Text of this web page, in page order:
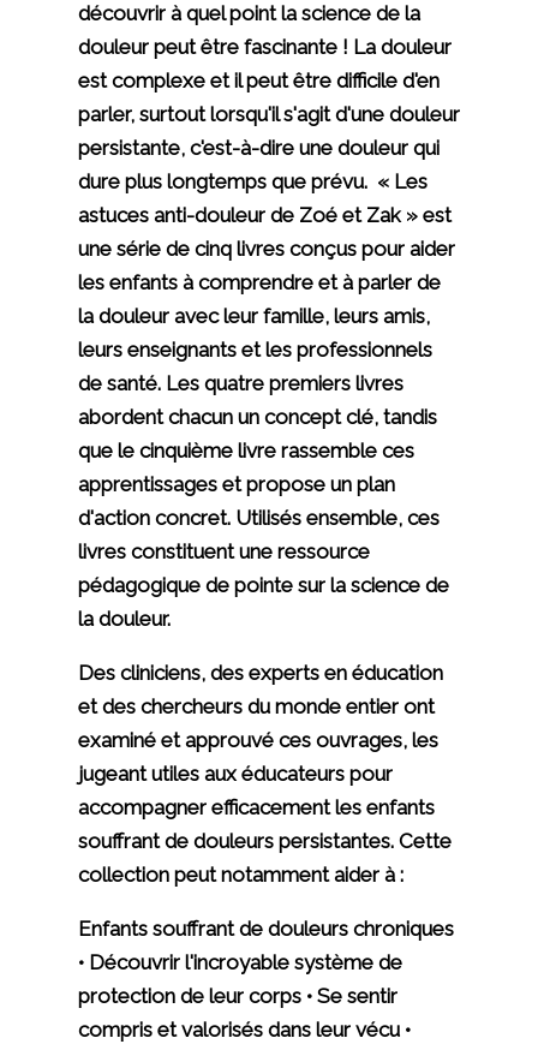
découvrir à quel point la science de la
douleur peut être fascinante ! La douleur
est complexe et il peut être difficile d'en
parler, surtout lorsqu'il s'agit d'une douleur
persistante, c'est-à-dire une douleur qui
dure plus longtemps que prévu. « Les
astuces anti-douleur de Zoé et Zak » est
une série de cinq livres conçus pour aider
les enfants à comprendre et à parler de
la douleur avec leur famille, leurs amis,
leurs enseignants et les professionnels
de santé. Les quatre premiers livres
abordent chacun un concept clé, tandis
que le cinquième livre rassemble ces
apprentissages et propose un plan
d'action concret. Utilisés ensemble, ces
livres constituent une ressource
pédagogique de pointe sur la science de
la douleur.
Des cliniciens, des experts en éducation
et des chercheurs du monde entier ont
examiné et approuvé ces ouvrages, les
jugeant utiles aux éducateurs pour
accompagner efficacement les enfants
souffrant de douleurs persistantes. Cette
collection peut notamment aider à :
Enfants souffrant de douleurs chroniques
• Découvrir l'incroyable système de
protection de leur corps • Se sentir
compris et valorisés dans leur vécu •